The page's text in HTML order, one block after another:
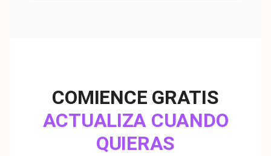
COMIENCE GRATIS
ACTUALIZA CUANDO
QUIERAS